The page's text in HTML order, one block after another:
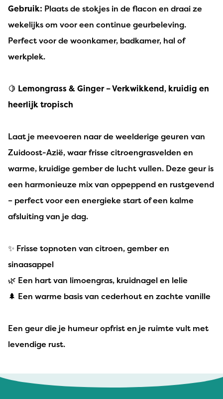
Gebruik: Plaats de stokjes in de flacon en draai ze
wekelijks om voor een continue geurbeleving.
Perfect voor de woonkamer, badkamer, hal of
werkplek.
🍋 Lemongrass & Ginger – Verkwikkend, kruidig en
heerlijk tropisch
Laat je meevoeren naar de weelderige geuren van
Zuidoost-Azië, waar frisse citroengrasvelden en
warme, kruidige gember de lucht vullen. Deze geur is
een harmonieuze mix van oppeppend en rustgevend
– perfect voor een energieke start of een kalme
afsluiting van je dag.
✨ Frisse topnoten van citroen, gember en
sinaasappel
🌿 Een hart van limoengras, kruidnagel en lelie
🌲 Een warme basis van cederhout en zachte vanille
Een geur die je humeur opfrist en je ruimte vult met
levendige rust.